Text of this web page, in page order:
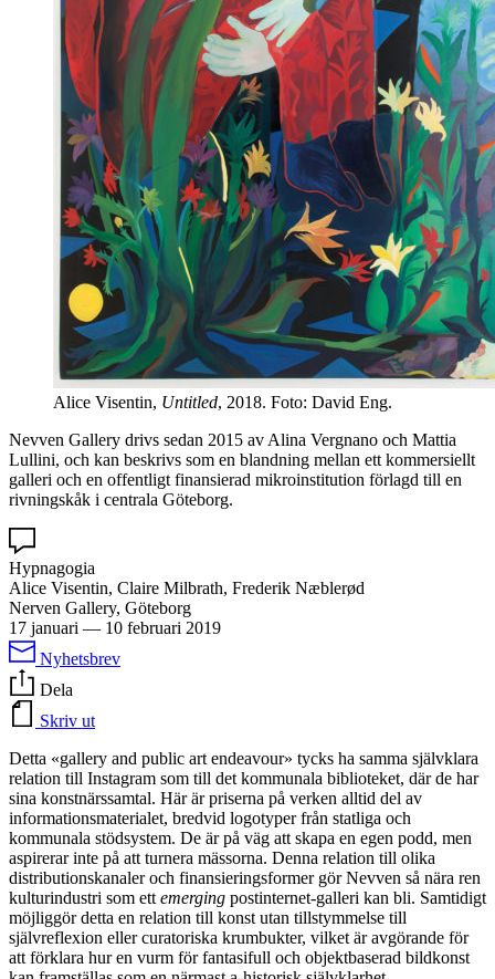
Alice Visentin, Untitled, 2018. Foto: David Eng.
Nevven Gallery drivs sedan 2015 av Alina Vergnano och Mattia
Lullini, och kan beskrivs som en blandning mellan ett kommersiellt
galleri och en offentligt finansierad mikroinstitution förlagd till en
rivningskåk i centrala Göteborg.
Hypnagogia
Alice Visentin, Claire Milbrath, Frederik Næblerød
Nerven Gallery, Göteborg
17 januari — 10 februari 2019
Nyhetsbrev
Dela
Skriv ut
Detta «gallery and public art endeavour» tycks ha samma självklara
relation till Instagram som till det kommunala biblioteket, där de har
sina konstnärssamtal. Här är priserna på verken alltid del av
informationsmaterialet, bredvid logotyper från statliga och
kommunala stödsystem. De är på väg att skapa en egen podd, men
aspirerar inte på att turnera mässorna. Denna relation till olika
distributionskanaler och finansieringsformer gör Nevven så nära ren
kulturindustri som ett emerging postinternet-galleri kan bli. Samtidigt
möjliggör detta en relation till konst utan tillstymmelse till
självreflexion eller curatoriska krumbukter, vilket är avgörande för
att förklara hur en vurm för fantasifull och objektbaserad bildkonst